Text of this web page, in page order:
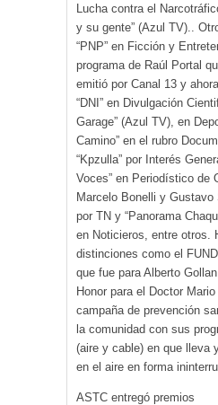
Lucha contra el
y su gente” (Azul TV)..
“PNP” en Ficción y
programa de Raúl Portal
emitió por Canal 13 y
“DNI” en Divulgación
Garage” (Azul TV), en
Camino” en el rubro
“Kpzulla” por Interés
Voces” en Periodístico de
Marcelo Bonelli y
por TN y “Panorama
en Noticieros, entre otros.
distinciones como el
que fue para Alberto
Honor para el Doctor
campaña de prevención
la comunidad con sus
(aire y cable) en que lleva
en el aire en forma
ASTC entregó premios